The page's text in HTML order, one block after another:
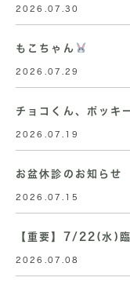
2026.07.30
もこちゃん
2026.07.29
チョコくん、ポッキ
2026.07.19
お盆休診のお知らせ
2026.07.15
【重要】7/22(水)
2026.07.08